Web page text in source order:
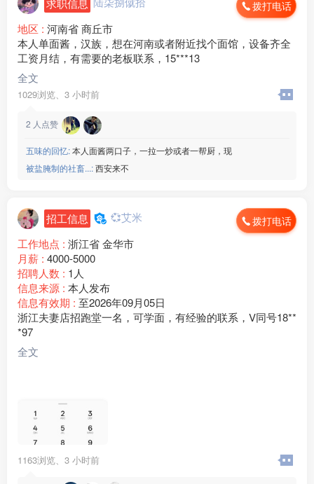
求职信息 拨打电话
地区 : 河南省 商丘市
本人单面酱，汉族，想在河南或者附近找个面馆，设备齐全
工资月结，有需要的老板联系，15***13
全文
1029浏览、 3 小时前
2 人点赞
五味的回忆:本人面酱两口子，一拉一炒或者一帮厨，现
被盐腌制的社畜...:西安来不
招工信息 💞艾米 拨打电话
工作地点 : 浙江省 金华市
月薪 : 4000-5000
招聘人数 : 1人
信息来源 : 本人发布
信息有效期 : 至2026年09月05日
浙江夫妻店招跑堂一名，可学面，有经验的联系，V同号18**
*97
全文
1163浏览、 3 小时前